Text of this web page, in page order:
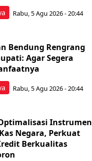
Rabu, 5 Agu 2026 - 20:44
Bendung Rengrang
Agar Segera
Rabu, 5 Agu 2026 - 20:44
Instrumen
Negara, Perkuat
Berkualitas